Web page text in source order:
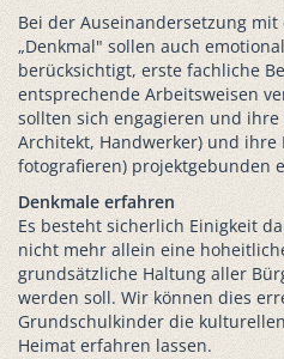
Bei der Auseinandersetzung
„Denkmal" sollen auch
berücksichtigt, erste fachliche
entsprechende Arbeitsweisen
sollten sich engagieren und
Architekt, Handwerker) und ihre
fotografieren) projektgebunden
Denkmale erfahren
Es besteht sicherlich Einigkeit
nicht mehr allein eine
grundsätzliche Haltung aller
werden soll. Wir können dies
Grundschulkinder die
Heimat erfahren lassen.